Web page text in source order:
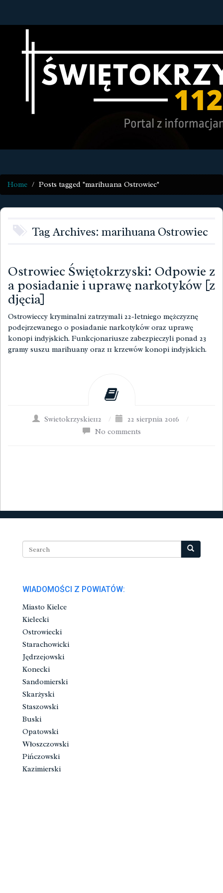
Home Posts tagged "marihuana Ostrowiec"
Tag Archives: marihuana Ostrowiec
Ostrowiec Świętokrzyski: Odpowie z
a posiadanie i uprawę narkotyków [z
djęcia]
Ostrowieccy kryminalni zatrzymali 22-letniego mężczyznę
podejrzewanego o posiadanie narkotyków oraz uprawę
konopi indyjskich. Funkcjonariusze zabezpieczyli ponad 23
gramy suszu marihuany oraz 11 krzewów konopi indyjskich.
Swietokrzyskie112 / 22 sierpnia 2016
/
No comments
WIADOMOŚCI Z POWIATÓW:
Miasto Kielce
Kielecki
Ostrowiecki
Starachowicki
Jędrzejowski
Konecki
Sandomierski
Skarżyski
Staszowski
Buski
Opatowski
Włoszczowski
Pińczowski
Kazimierski